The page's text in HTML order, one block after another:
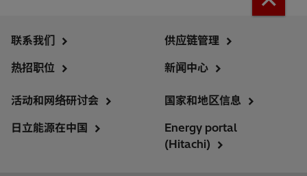
联系我们
热招职位
供应链管理
新闻中心
活动和网络研讨会
日立能源在中国
国家和地区信息
Energy portal
(Hitachi)